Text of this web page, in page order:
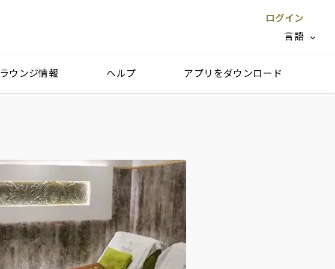
ログイン
言語
閉じる X
ラウンジ情報 ヘルプ アプリをダウンロード